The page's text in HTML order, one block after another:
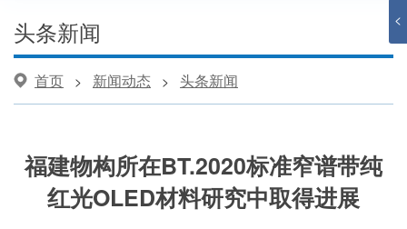
<
头条新闻
首页 > 新闻动态 > 头条新闻
福建物构所在BT.2020标准窄谱带纯
红光OLED材料研究中取得进展